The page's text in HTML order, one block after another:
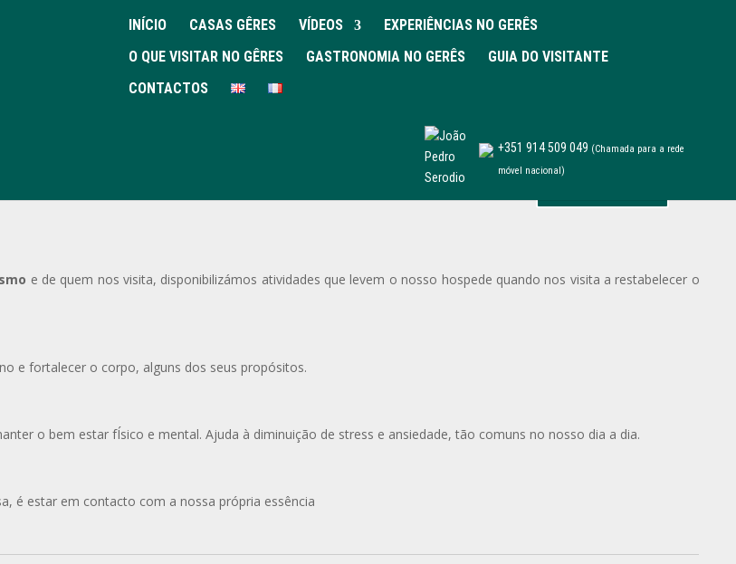
INÍCIO CASAS GÊRES VÍDEOS
EXPERIÊNCIAS NO GERÊS
O QUE VISITAR NO GÊRES
GASTRONOMIA NO GERÊS
GUIA DO VISITANTE
CONTACTOS
+351 914 509 049 (Chamada para a rede
móvel nacional)Reservar
e de quem nos visita, disponibilizámos atividades que levem o nosso hospede quando nos visita a restabelecer o
e fortalecer o corpo, alguns dos seus propósitos.
o bem estar fÍsico e mental. Ajuda à diminuição de stress e ansiedade, tão comuns no nosso dia a dia.
é estar em contacto com a nossa própria essência